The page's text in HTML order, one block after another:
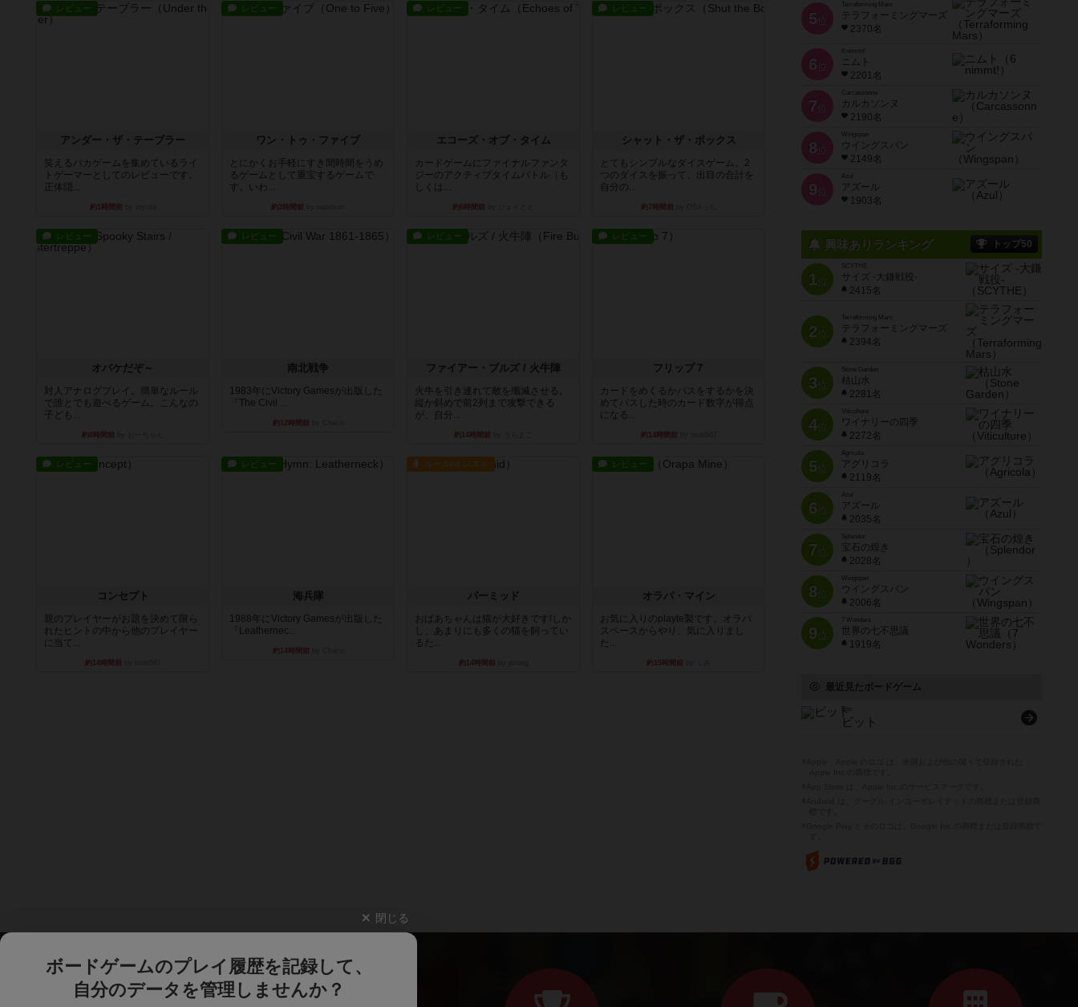
レビュー
アンダー・ザ・テーブラー
笑えるバカゲームを集めているライ
トゲーマーとしてのレビューです。
正体隠...
約1時間前
レビュー
ワン・トゥ・ファイブ
とにかくお手軽にすき間時間をうめ
るゲームとして重宝するゲームで
す。いわ...
約3時間前
レビュー
エコーズ・オブ・タイム
カードゲームにファイナルファンタ
ジーのアクティブタイムバトル（も
しくは...
約6時間前
レビュー
シャット・ザ・ボックス
とてもシンプルなダイスゲーム。2
つのダイスを振って、出目の合計を
自分の...
約7時間前
レビュー
オバケだぞ～
対人アナログプレイ。簡単なルール
で誰とでも遊べるゲーム。こんなの
子ども...
約8時間前
レビュー
南北戦争
1983年にVictory Gamesが出版した
『The Civil ...
約12時間前
レビュー
ファイアー・ブルズ / 火牛陣
火牛を引き連れて敵を殲滅させる。
縦か斜めで前2列まで攻撃できる
が、自分...
約14時間前
レビュー
フリップ７
カードをめくるかパスをするかを決
めてパスした時のカード数字が得点
になる...
約14時間前
レビュー
コンセプト
親のプレイヤーがお題を決めて限ら
れたヒントの中から他のプレイヤー
に当て...
約14時間前
レビュー
海兵隊
1988年にVictory Gamesが出版した
『Leathernec...
約14時間前
ルール/インスト
パーミッド
おばあちゃんは猫が大好きです!しか
し、あまりにも多くの猫を飼ってい
るた...
約14時間前
レビュー
オラパ・マイン
お気に入りのplayte製です。オラパ
スペースからやり、気に入りまし
た...
約15時間前
5 位
Terraforming Mars
テラフォーミングマーズ
2370名
6 位
ニムト
2201名
7 位
Carcassonne
カルカソンヌ
2190名
8 位
Wingspan
ウイングスパン
2149名
9 位
Azul
アズール
1903名
興味ありランキング トップ50
1位
SCYTHE
サイズ -大鎌戦役-
2415名
2位
Terraforming Mars
テラフォーミングマーズ
2394名
3位
Stone Garden
枯山水
2281名
4位
Viticulture
ワイナリーの四季
2272名
5位
Agricola
アグリコラ
2119名
6位
Azul
アズール
2035名
7位
宝石の煌き
2028名
8位
Wingspan
ウイングスパン
2006名
9位
7 Wonders
世界の七不思議
1919名
最近見たボードゲーム
Bits
ビット
閉じる
ボードゲームのプレイ履歴を記録して、
自分のデータを管理しませんか？